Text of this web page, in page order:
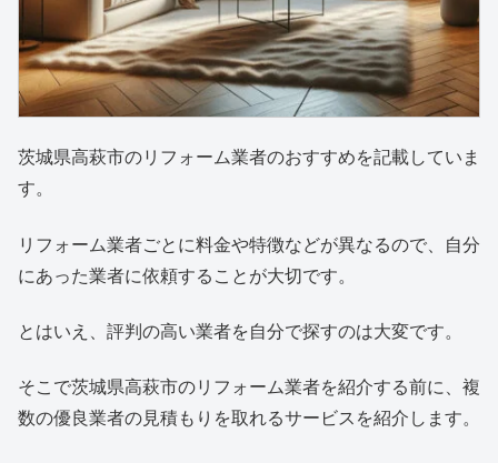
茨城県高萩市のリフォーム業者のおすすめを記載していま
す。
リフォーム業者ごとに料金や特徴などが異なるので、自分
にあった業者に依頼することが大切です。
とはいえ、評判の高い業者を自分で探すのは大変です。
そこで茨城県高萩市のリフォーム業者を紹介する前に、複
数の優良業者の見積もりを取れるサービスを紹介します。